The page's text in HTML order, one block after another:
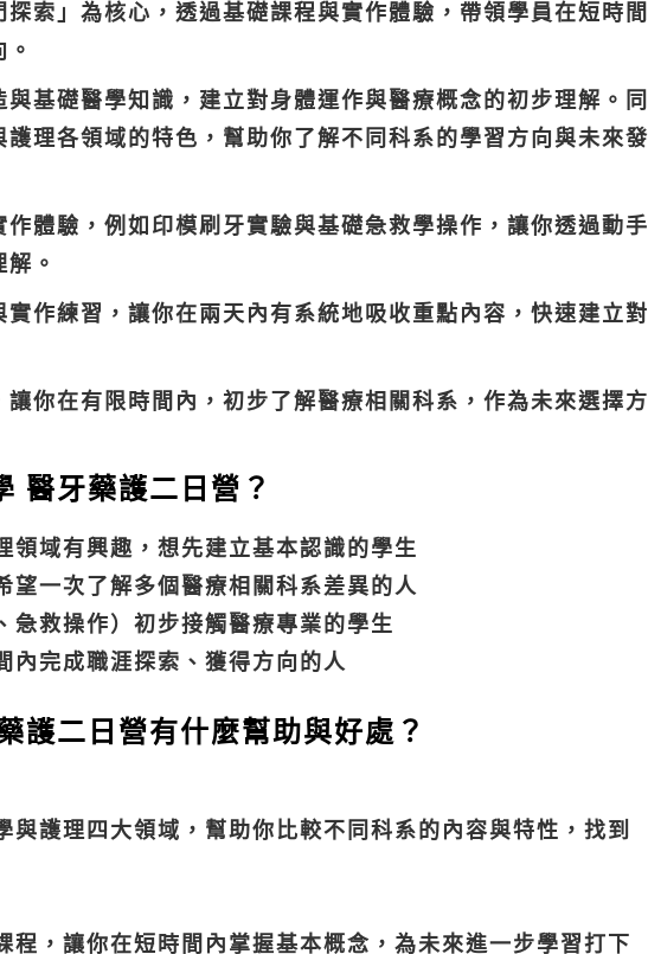
索」為核心，透過基礎課程與實作體驗，帶領學員在短時間
基礎醫學知識，建立對身體運作與醫療概念的初步理解。同
理各領域的特色，幫助你了解不同科系的學習方向與未來發
體驗，例如印模刷牙實驗與基礎急救學操作，讓你透過動手
。
作練習，讓你在兩天內有系統地吸收重點內容，快速建立對
你在有限時間內，初步了解醫療相關科系，作為未來選擇方
醫牙藥護二日營？
領域有興趣，想先建立基本認識的學生
望一次了解多個醫療相關科系差異的人
急救操作）初步接觸醫療專業的學生
內完成職涯探索、獲得方向的人
護二日營有什麼幫助與好處？
與護理四大領域，幫助你比較不同科系的內容與特性，找到
程，讓你在短時間內掌握基本概念，為未來進一步學習打下